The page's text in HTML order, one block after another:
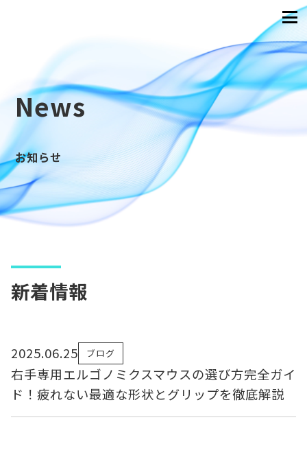
News
お知らせ
新着情報
2025.06.25 ブログ
右手専用エルゴノミクスマウスの選び方完全ガイ
ド！疲れない最適な形状とグリップを徹底解説